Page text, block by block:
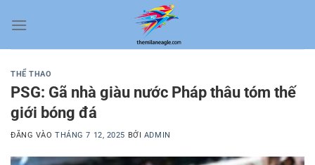
qua
THỂ THAO
PSG: Gã nhà giàu nước Pháp thâu tóm thế
giới bóng đá
ĐĂNG VÀOTHÁNG 7 12, 2025 BỞI ADMIN